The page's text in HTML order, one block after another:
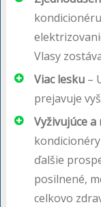
Vlasy
Viac lesku–
prejavuje
Vyživujúce
ďalšie
posilnené,
celkovo